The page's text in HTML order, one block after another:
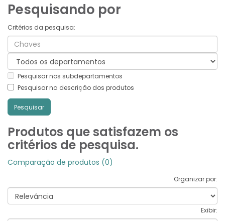
Pesquisando por
Critérios da pesquisa:
Pesquisar nos subdepartamentos
Pesquisar na descrição dos produtos
Produtos que satisfazem os
critérios de pesquisa.
Comparação de produtos (0)
Organizar por:
Exibir: